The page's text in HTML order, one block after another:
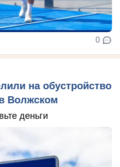
0
на обустройство
Волжском
деньги